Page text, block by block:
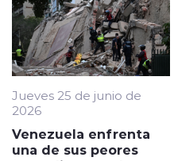
Jueves 25 de junio de
2026
Venezuela enfrenta
una de sus peores